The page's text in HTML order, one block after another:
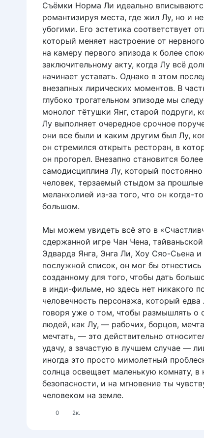
Съёмки Норма Ли идеально
романтизируя места, где жил Лу, но и
убогими. Его эстетика соответствует
который меняет настроение от
на камеру первого эпизода к более
заключительному акту, когда Лу всё
начинает уставать. Однако в этом
внезапных лирических моментов. В
глубоко трогательном эпизоде мы
монолог тётушки Янг, старой подруги,
Лу выполняет очередное срочное
они все были и каким другим был Лу,
он стремился открыть ресторан, в
он прогорел. Внезапно становится
самодисциплина Лу, который
человек, терзаемый стыдом за
меланхолией из-за того, что он когда-
большом.
Мы можем увидеть всё это в
сдержанной игре Чан Чена,
Эдварда Янга, Энга Ли, Хоу Сяо-Сьена и
послужной список, он мог бы
созданному для того, чтобы дать
в инди-фильме, но здесь нет никакого
человечность персонажа, который
говоря уже о том, чтобы размышлять о
людей, как Лу, — рабочих, борцов,
мечтать, — это действительно
удачу, а зачастую в лучшем случае —
иногда это просто мимолетный
солнца освещает маленькую комнату,
безопасности, и на мгновение ты
человеком на земле.
0 2к.